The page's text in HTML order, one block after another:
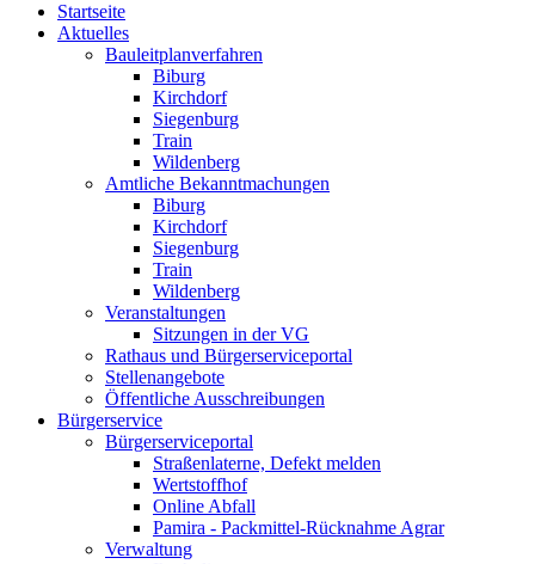
Startseite
Aktuelles
Bauleitplanverfahren
Biburg
Kirchdorf
Siegenburg
Train
Wildenberg
Amtliche Bekanntmachungen
Biburg
Kirchdorf
Siegenburg
Train
Wildenberg
Veranstaltungen
Sitzungen in der VG
Rathaus und Bürgerserviceportal
Stellenangebote
Öffentliche Ausschreibungen
Bürgerservice
Bürgerserviceportal
Straßenlaterne, Defekt melden
Wertstoffhof
Online Abfall
Pamira - Packmittel-Rücknahme Agrar
Verwaltung